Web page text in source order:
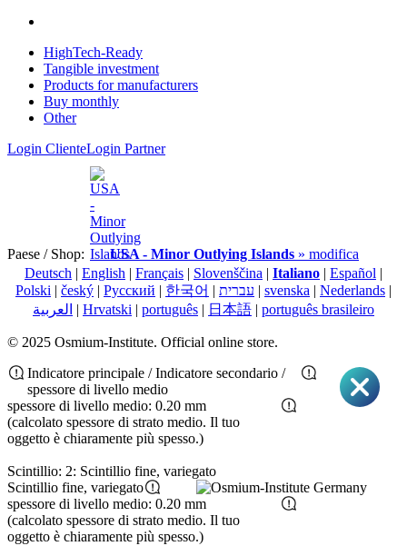
HighTech-Ready
Tangible investment
Products for manufacturers
Buy monthly
Other
Login ClienteLogin Partner
Paese / Shop: USA - Minor Outlying Islands » modifica
Deutsch | English | Français | Slovenščina | Italiano | Español |
Polski | český | Pусский | 한국어 | עברית | svenska | Nederlands |
العربية | Hrvatski | português | 日本語 | português brasileiro
© 2025 Osmium-Institute. Official online store.
Indicatore principale / Indicatore secondario /
spessore di livello medio
spessore di livello medio: 0.20 mm
(calcolato spessore di strato medio. Il tuo
oggetto è chiaramente più spesso.)
Scintillio: 2: Scintillio fine, variegato
Scintillio fine, variegato
spessore di livello medio: 0.20 mm
(calcolato spessore di strato medio. Il tuo
oggetto è chiaramente più spesso.)